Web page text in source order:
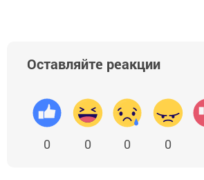
Оставляйте реакции
0 0 0 0